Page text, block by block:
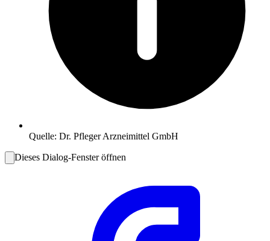
Quelle: Dr. Pfleger Arzneimittel GmbH
Dieses Dialog-Fenster öffnen